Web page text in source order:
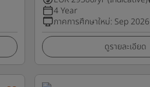
4 Year
ภาคการศึกษาใหม่: Sep 2026
ดูรายละเอียด